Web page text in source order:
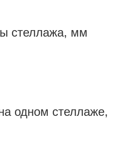
стеллажа, мм
одном стеллаже,